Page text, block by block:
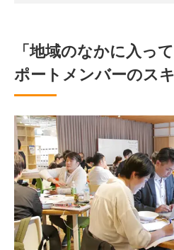
「地域のなかに入っ
ポートメンバーのス